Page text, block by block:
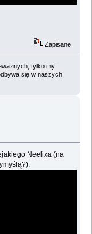
Zapisane
tylko my
się w naszych
Neelixa (na